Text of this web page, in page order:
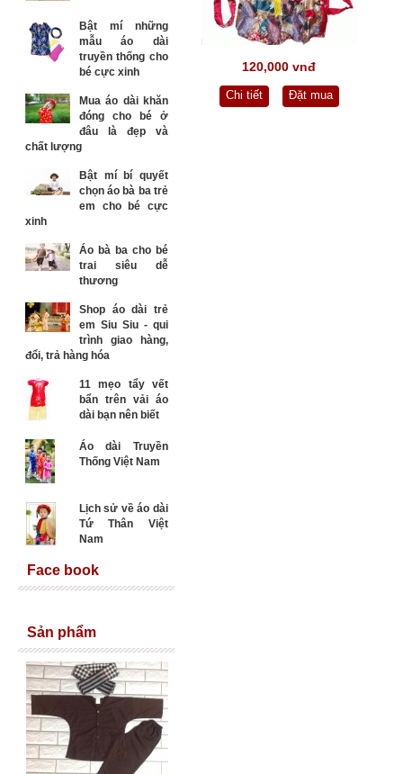
120,000 vnđ
Chi tiết Đặt mua
Bật mí những
mẫu áo dài
truyền thống cho
bé cực xinh
Mua áo dài khăn
đóng cho bé ở
đâu là đẹp và
chất lượng
Bật mí bí quyết
chọn áo bà ba trẻ
em cho bé cực
xinh
Áo bà ba cho bé
trai siêu dễ
thương
Shop áo dài trẻ
em Siu Siu - qui
trình giao hàng,
đổi, trả hàng hóa
11 mẹo tẩy vết
bẩn trên vải áo
dài bạn nên biết
Áo dài Truyền
Thống Việt Nam
Lịch sử về áo dài
Tứ Thân Việt
Nam
Face book
Sản phẩm